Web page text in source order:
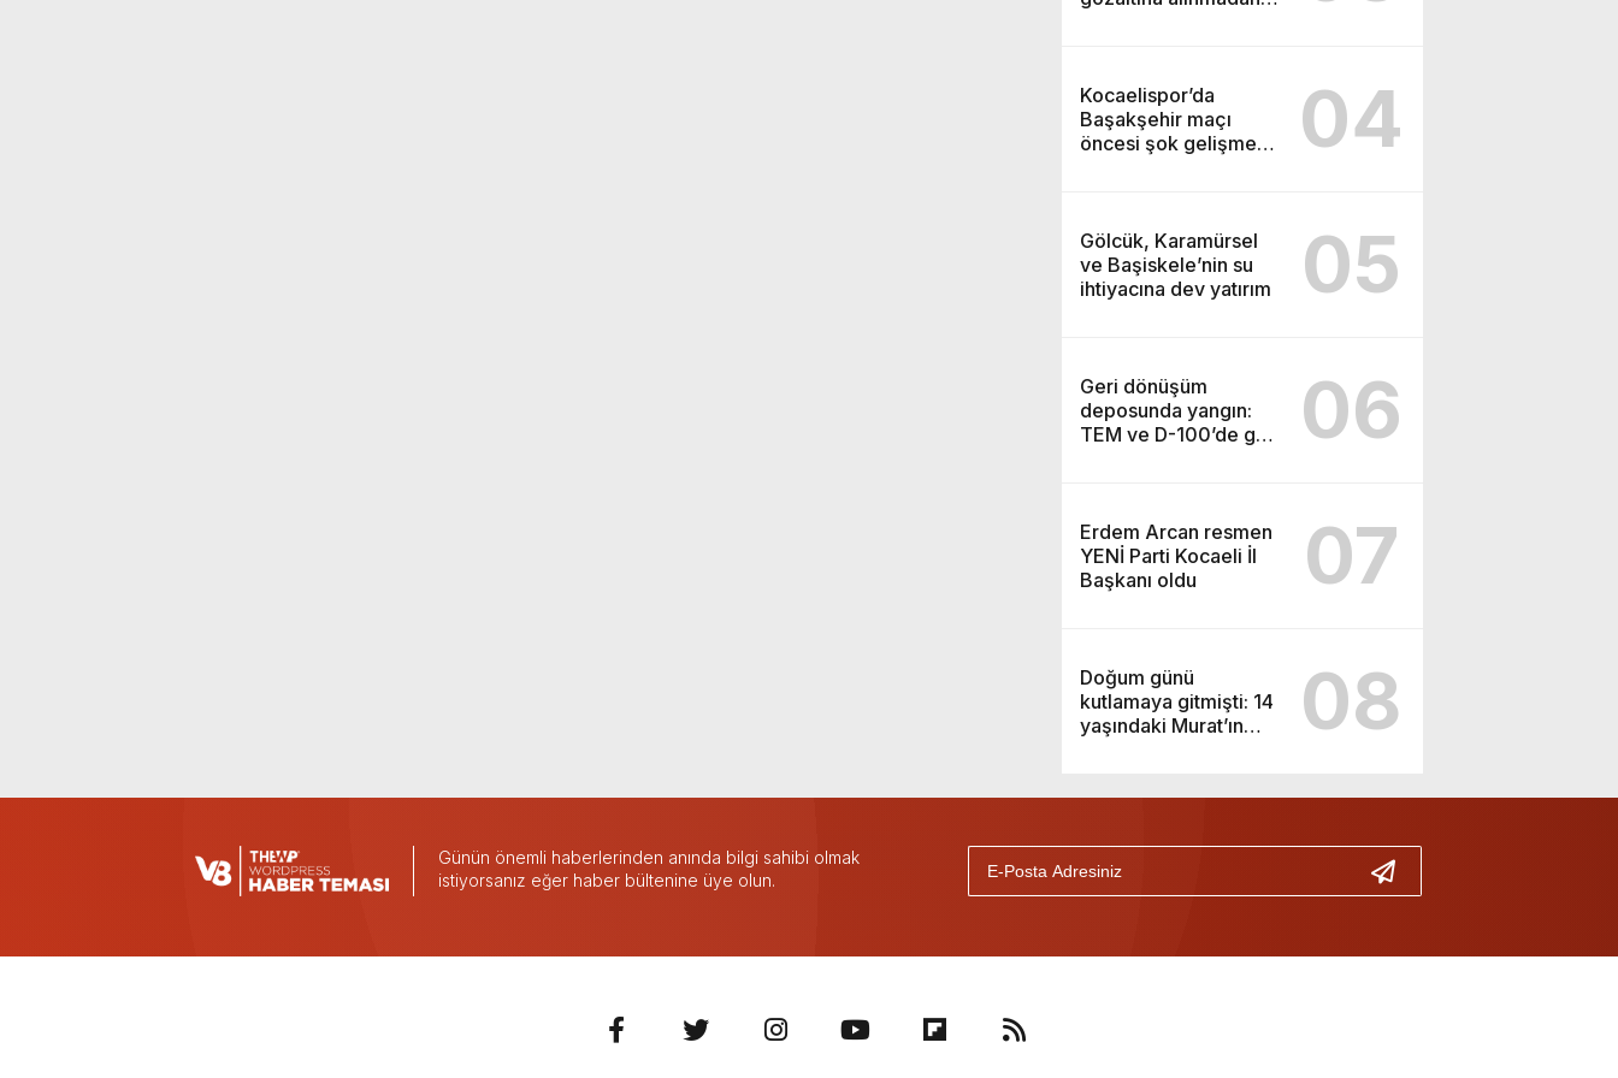
Kocaelispor’da
Başakşehir maçı
öncesi şok gelişme:
04
Gölcük, Karamürsel
ve Başiskele’nin su
ihtiyacına dev yatırım
05
Geri dönüşüm
deposunda yangın:
TEM ve D-100’de göz
06
Erdem Arcan resmen
YENİ Parti Kocaeli İl
Başkanı oldu
07
Doğum günü
kutlamaya gitmişti: 14
yaşındaki Murat’ın
08
Günün önemli haberlerinden anında bilgi sahibi olmak
istiyorsanız eğer haber bültenine üye olun.